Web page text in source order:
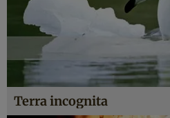
Terra incognita